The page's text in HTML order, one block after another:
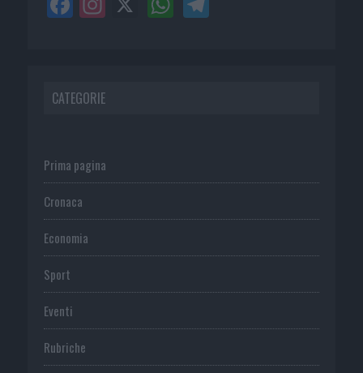
CATEGORIE
Prima pagina
Cronaca
Economia
Sport
Eventi
Rubriche